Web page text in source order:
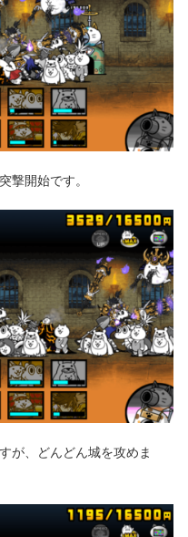
撃開始です。
が、どんどん城を攻めま